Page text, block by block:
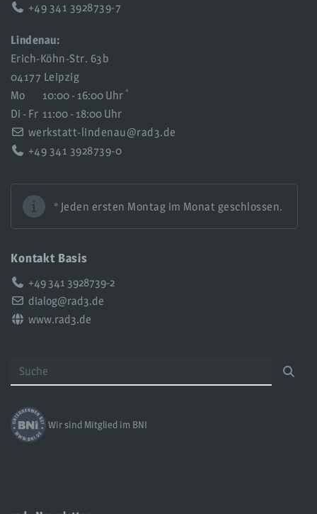
+49 341 3928739-7
Lindenau:
Erich-Köhn-Str. 63b
04177 Leipzig
Mo
10:00 - 16:00 Uhr *
Di - Fr 11:00 - 18:00 Uhr
werkstatt-lindenau@rad3.de
+49 341 3928739-0
* Jeden ersten Montag im Monat geschlossen.
Kontakt Basis
Telefon:+49 341 3928739-2
Email:dialog@rad3.de
Web:www.rad3.de
Wir sind Mitglied im BNI